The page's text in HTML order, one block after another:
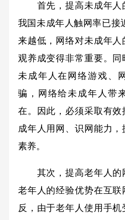
首先，提高未成年人
我国未成年人触网率已接
来越低，网络对未成年
观养成变得非常重要。
未成年人在网络游戏、
骗，网络给未成年人带
在。因此，必须采取有
成年人用网、识网能力
素养。
其次，提高老年人的
老年人的经验优势在互联
反，由于老年人使用手机